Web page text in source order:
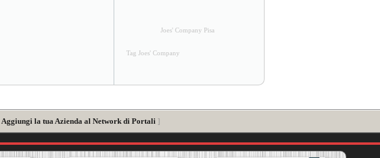
Joes' Company Pisa
Tag Joes' Company
Aggiungi la tua Azienda al Network di Portali ]